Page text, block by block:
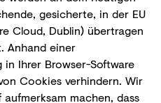
gesicherte, in der EU
Cloud, Dublin) übertragen
Anhand einer
in Ihrer Browser-Software
Cookies verhindern. Wir
machen, dass